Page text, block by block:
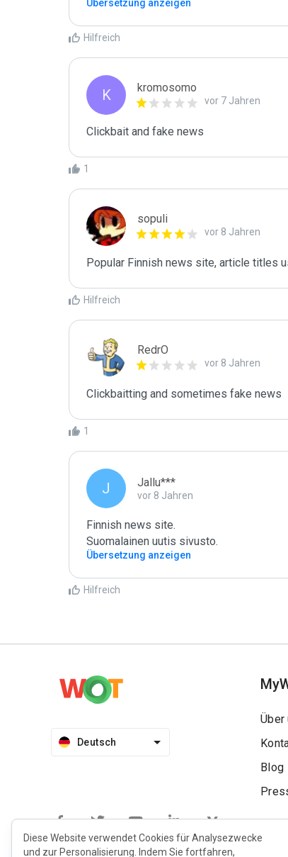
Übersetzung anzeigen
Hilfreich
K kromosomo
vor 7 Jahren
Clickbait and fake news
1
sopuli
vor 8 Jahren
Popular Finnish news site, article titles
Hilfreich
RedrO
vor 8 Jahren
Clickbaitting and sometimes fake news
1
J Jallu***
vor 8 Jahren
Finnish news site.
Suomalainen uutis sivusto.
Übersetzung anzeigen
Hilfreich
Deutsch
Über
Blog
Diese Website verwendet Cookies für Analysezwecke
und zur Personalisierung. Indem Sie fortfahren,